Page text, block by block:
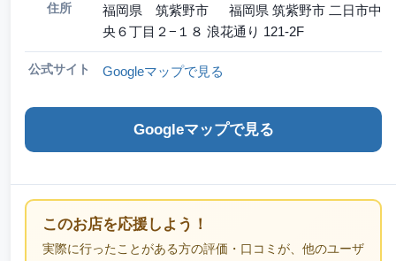
住所
福岡県 筑紫野市 福岡県 筑紫野市 二日市中
央６丁目２−１８ 浪花通り 121-2F
公式サイト Googleマップで見る
Googleマップで見る
このお店を応援しよう！
実際に行ったことがある方の評価・口コミが、他のユーザ